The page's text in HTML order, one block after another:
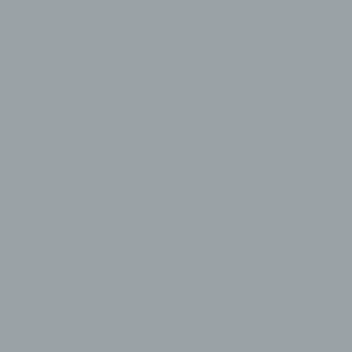
persönliche Aspekte, die sich auf eine natürliche Person
zu bewerten, insbesondere, um Aspekte bezüglich